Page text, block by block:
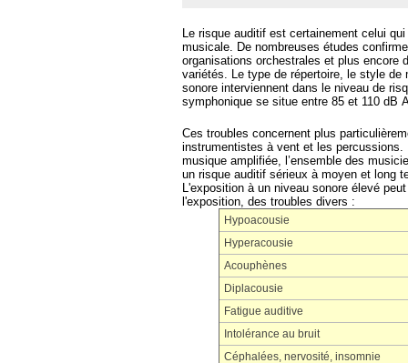
Le risque auditif est certainement celui
musicale. De nombreuses études
organisations orchestrales et plus encore
variétés. Le type de répertoire, le style de
sonore interviennent dans le niveau de
symphonique se situe entre 85 et 110 dB
Ces troubles concernent plus
instrumentistes à vent et les
musique amplifiée, l’ensemble des
un risque auditif sérieux à moyen et long
L'exposition à un niveau sonore élevé
l'exposition, des troubles divers :
Hypoacousie
Hyperacousie
Acouphènes
Diplacousie
Fatigue auditive
Intolérance au bruit
Céphalées, nervosité, insomnie